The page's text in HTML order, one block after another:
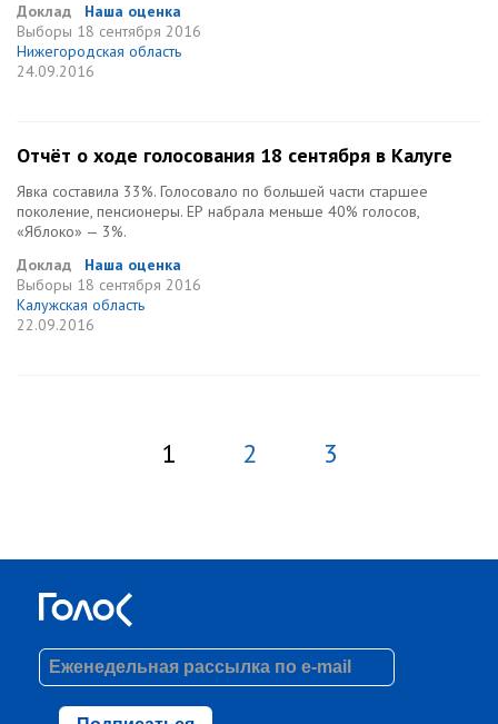
Доклад
Наша оценка
Выборы 18 сентября 2016
Нижегородская область
24.09.2016
Отчёт о ходе голосования 18 сентября в Калуге
Явка составила 33%. Голосовало по большей части старшее
поколение, пенсионеры. ЕР набрала меньше 40% голосов,
«Яблоко» — 3%.
Доклад
Наша оценка
Выборы 18 сентября 2016
Калужская область
22.09.2016
1 2 3